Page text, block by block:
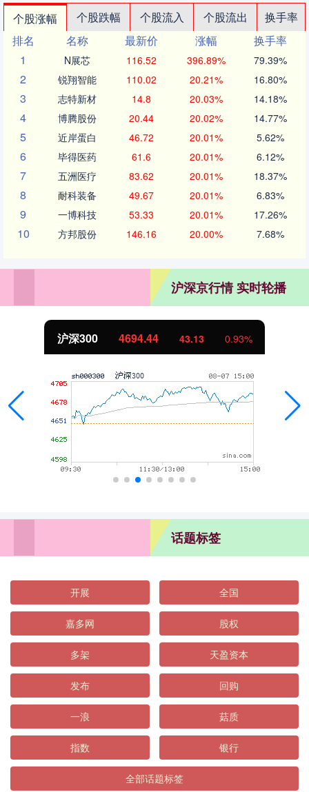
个股涨幅 个股跌幅 个股流入 个股流出
换手率
排名
名称 最新价 涨幅
换手率
1
N展芯 116.52 396.89% 79.39%
2 锐翔智能 110.02 20.21% 16.80%
3 志特新材 14.8 20.03% 14.18%
4 博腾股份 20.44 20.02% 14.77%
5 近岸蛋白 46.72 20.01% 5.62%
6 毕得医药 61.6 20.01% 6.12%
7 五洲医疗 83.62 20.01% 18.37%
8 耐科装备 49.67 20.01% 6.83%
9 一博科技 53.33 20.01% 17.26%
10 方邦股份 146.16 20.00% 7.68%
沪深京行情 实时轮播
沪深300 4694.44 43.13 0.93%
话题标签
开展 全国
嘉多网 股权
多架 天盈资本
发布 回购
一浪 菇质
指数 银行
全部话题标签